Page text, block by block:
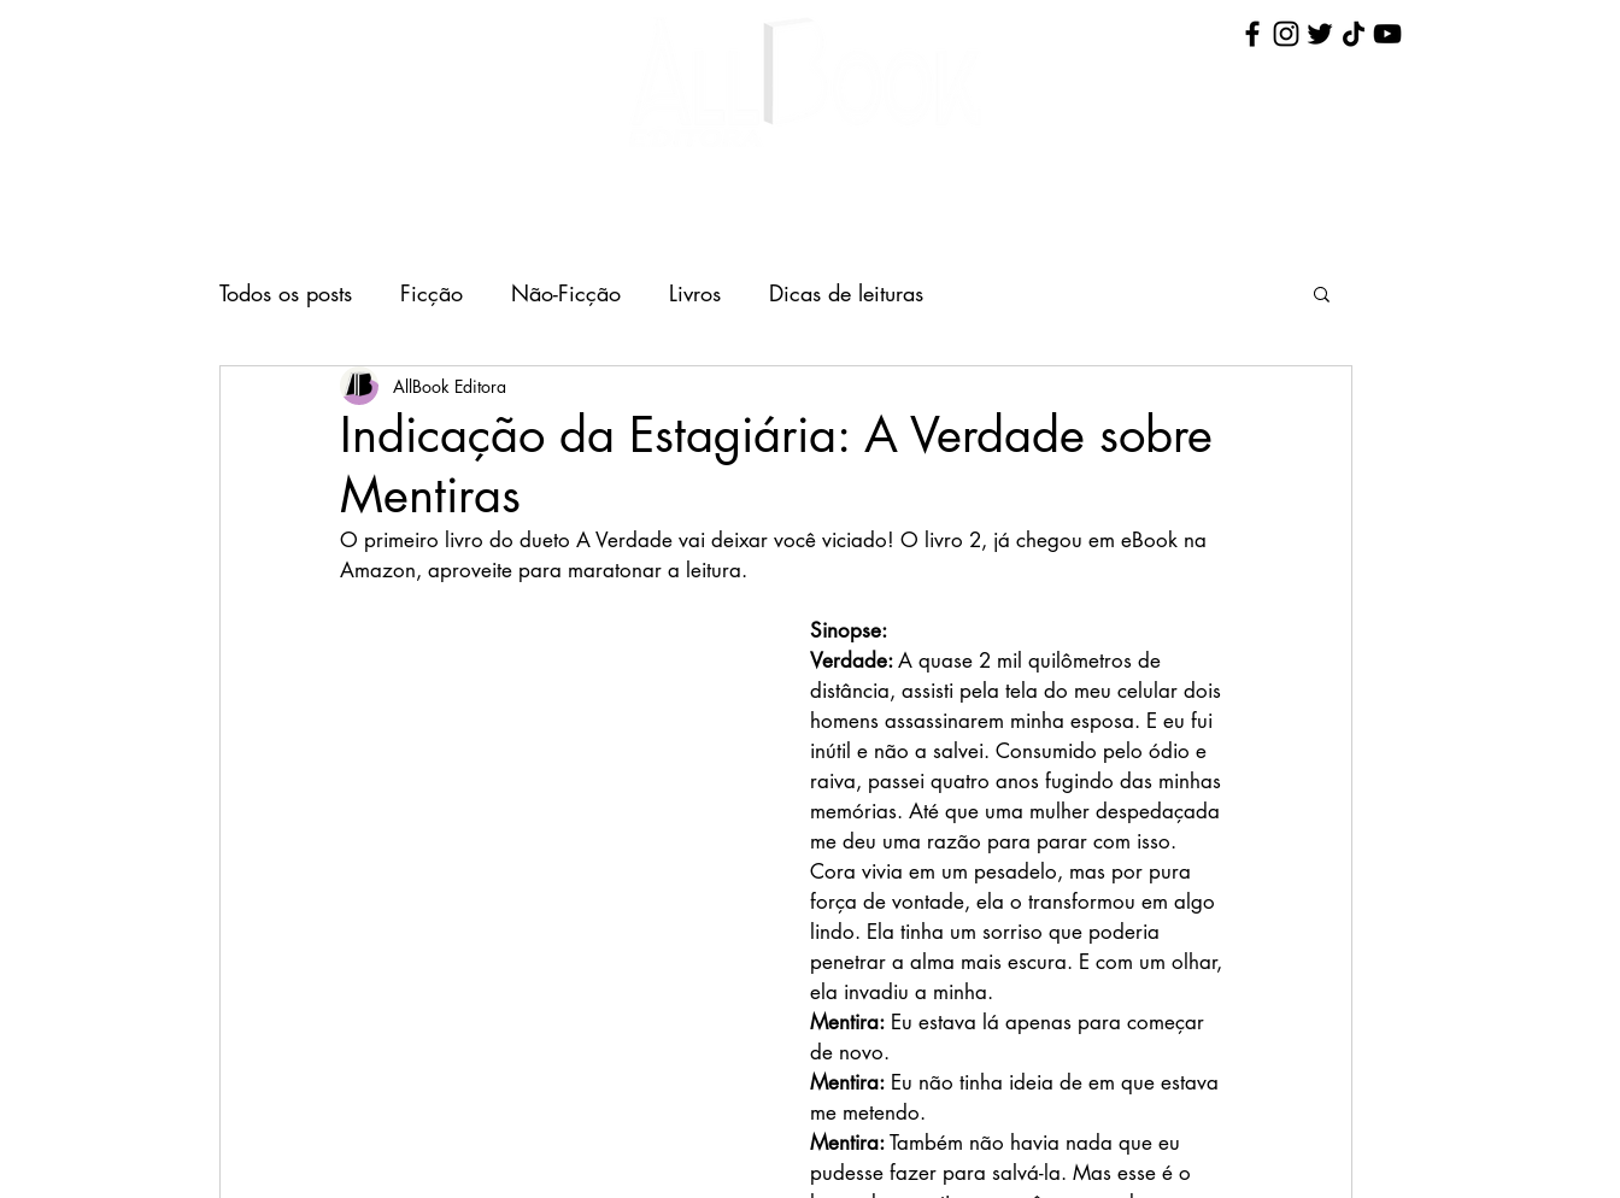
Todos os posts Ficção Não-Ficção Livros Dicas de leituras
Indicação da Estagiária: A Verdade sobre
Mentiras
AllBook Editora
O primeiro livro do dueto A Verdade vai deixar você viciado! O livro 2, já chegou em eBook na
Amazon, aproveite para maratonar a leitura.
Sinopse:
Verdade: A quase 2 mil quilômetros de
distância, assisti pela tela do meu celular dois
homens assassinarem minha esposa. E eu fui
inútil e não a salvei. Consumido pelo ódio e
raiva, passei quatro anos fugindo das minhas
memórias. Até que uma mulher despedaçada
me deu uma razão para parar com isso.
Cora vivia em um pesadelo, mas por pura
força de vontade, ela o transformou em algo
lindo. Ela tinha um sorriso que poderia
penetrar a alma mais escura. E com um olhar,
ela invadiu a minha.
Mentira: Eu estava lá apenas para começar
de novo.
Mentira: Eu não tinha ideia de em que estava
me metendo.
Mentira: Também não havia nada que eu
pudesse fazer para salvá-la. Mas esse é o